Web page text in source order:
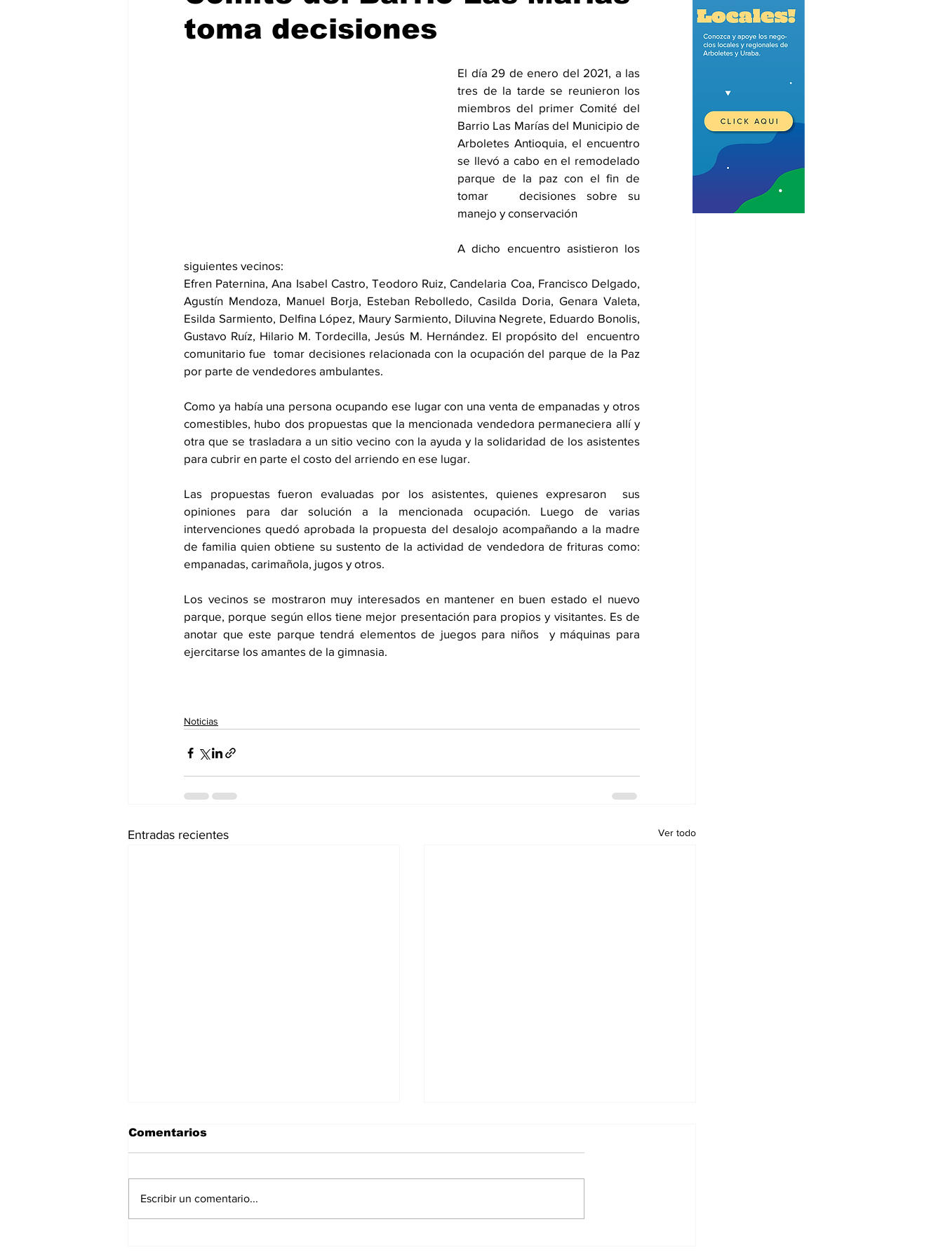
toma decisiones
El día 29 de enero del 2021, a las
tres de la tarde se reunieron los
miembros del primer Comité del
Barrio Las Marías del Municipio de
Arboletes Antioquia, el encuentro
se llevó a cabo en el remodelado
parque de la paz con el fin de
tomar   decisiones sobre su
manejo y conservación
A dicho encuentro asistieron los
siguientes vecinos:
Efren Paternina, Ana Isabel Castro, Teodoro Ruiz, Candelaria Coa, Francisco Delgado,
Agustín Mendoza, Manuel Borja, Esteban Rebolledo, Casilda Doria, Genara Valeta,
Esilda Sarmiento, Delfina López, Maury Sarmiento, Diluvina Negrete, Eduardo Bonolis,
Gustavo Ruíz, Hilario M. Tordecilla, Jesús M. Hernández. El propósito del  encuentro
comunitario fue  tomar decisiones relacionada con la ocupación del parque de la Paz
por parte de vendedores ambulantes.
Como ya había una persona ocupando ese lugar con una venta de empanadas y otros
comestibles, hubo dos propuestas que la mencionada vendedora permaneciera allí y
otra que se trasladara a un sitio vecino con la ayuda y la solidaridad de los asistentes
para cubrir en parte el costo del arriendo en ese lugar.
Las propuestas fueron evaluadas por los asistentes, quienes expresaron  sus
opiniones para dar solución a la mencionada ocupación. Luego de varias
intervenciones quedó aprobada la propuesta del desalojo acompañando a la madre
de familia quien obtiene su sustento de la actividad de vendedora de frituras como:
empanadas, carimañola, jugos y otros.
Los vecinos se mostraron muy interesados en mantener en buen estado el nuevo
parque, porque según ellos tiene mejor presentación para propios y visitantes. Es de
anotar que este parque tendrá elementos de juegos para niños  y máquinas para
ejercitarse los amantes de la gimnasia.
Noticias
Entradas recientes Ver todo
Comentarios
Escribir un comentario...